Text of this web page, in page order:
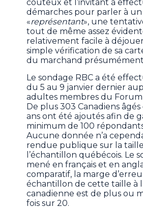
coûteux et l’invitant à
démarches pour parler à un
«représentant», une
tout de même assez
relativement facile à
simple vérification de sa
du marchand
Le sondage RBC a été
du 5 au 9 janvier dernier
adultes membres du Forum
De plus 303 Canadiens
ans ont été ajoutés afin de
minimum de 100
Aucune donnée n’a
rendue publique sur la
l’échantillon québécois. Le
mené en français et en
comparatif, la marge
échantillon de cette taille à
canadienne est de plus ou
fois sur 20.